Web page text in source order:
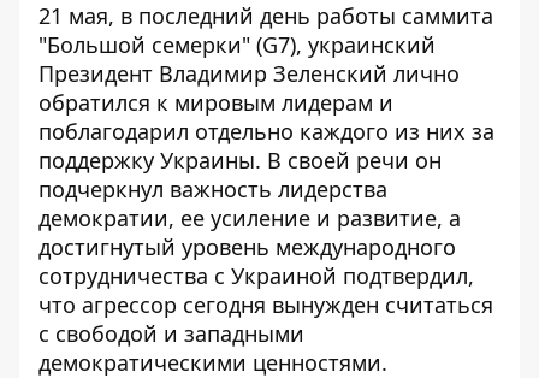
21 мая, в последний день работы саммита
"Большой семерки" (G7), украинский
Президент Владимир Зеленский лично
обратился к мировым лидерам и
поблагодарил отдельно каждого из них за
поддержку Украины. В своей речи он
подчеркнул важность лидерства
демократии, ее усиление и развитие, а
достигнутый уровень международного
сотрудничества с Украиной подтвердил,
что агрессор сегодня вынужден считаться
с свободой и западными
демократическими ценностями.